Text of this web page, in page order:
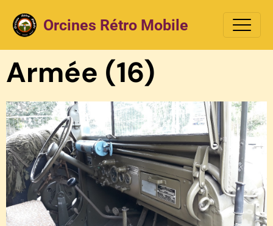
Orcines Rétro Mobile
Armée (16)